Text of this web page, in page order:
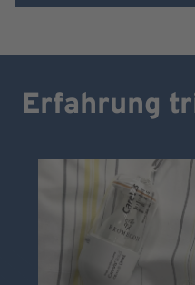
Erfahrung